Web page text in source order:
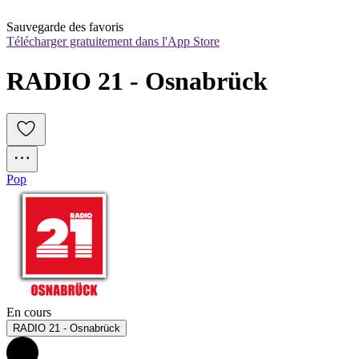
Sauvegarde des favoris
Télécharger gratuitement dans l'App Store
RADIO 21 - Osnabrück
Pop
En cours
RADIO 21 - Osnabrück